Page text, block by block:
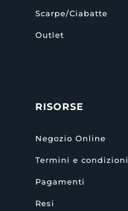
Scarpe/Ciabatte
Outlet
RISORSE
Negozio Online
Termini e condizioni
Pagamenti
Resi